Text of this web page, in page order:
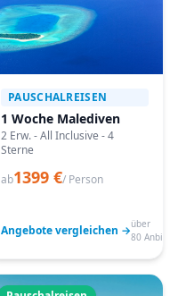
PAUSCHALREISEN
1 Woche Malediven
2 Erw. - All Inclusive - 4
Sterne
ab1399 €/ Person
Angebote vergleichen →über
80